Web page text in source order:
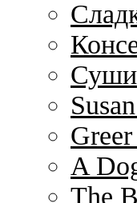
Суши
A
The